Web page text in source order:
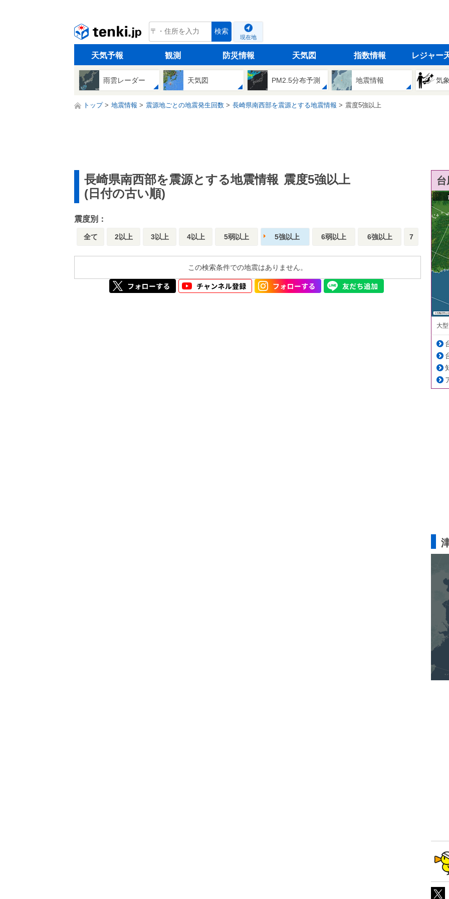
tenki.jp 検索
現在地
天気予報 観測 防災情報 天気図 指数情報 レジャー
雨雲レーダー 天気図 PM2.5分布予測 地震情報 気
トップ 地震情報 震源地ごとの地震発生回数 長崎県南西部を震源とする地震情報 震度5強以上
長崎県南西部を震源とする地震情報 震度5強以上
(日付の古い順)
震度別：
全て 2以上 3以上 4以上 5弱以上 5強以上 6弱以上 6強以上 7
この検索条件での地震はありません。
大